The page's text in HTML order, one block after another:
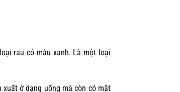
rau có màu xanh. Là một loại
ở dạng uống mà còn có mặt